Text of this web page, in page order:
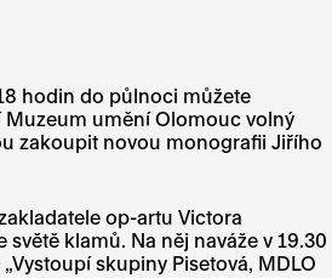
hodin do půlnoci můžete
Muzeum umění Olomouc volný
zakoupit novou monografii Jiřího
op-artu Victora
klamů. Na něj naváže v 19.30
skupiny Pisetová, MDLO